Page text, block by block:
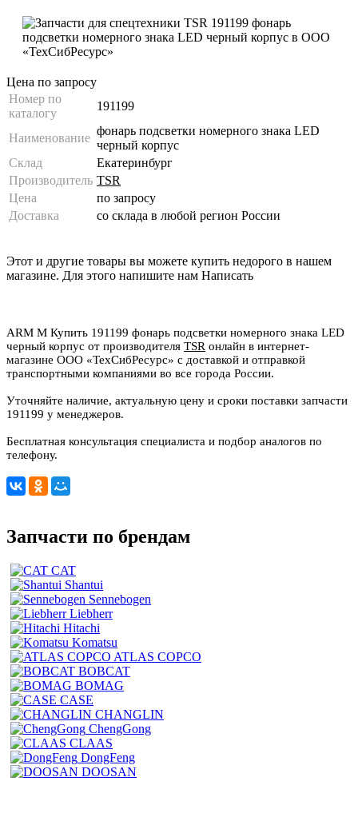
Цена по запросу
Номер по
каталогу
191199
Наименование
фонарь подсветки номерного знака LED
черный корпус
Склад
Екатеринбург
Производитель TSR
Цена
по запросу
Доставка
со склада в любой регион России
Этот и другие товары вы можете купить недорого в нашем
магазине. Для этого напишите нам Написать
ARM M Купить 191199 фонарь подсветки номерного знака LED
черный корпус от производителя TSR онлайн в интернет-
магазине ООО «ТехСибРесурс» с доставкой и отправкой
транспортными компаниями во все города России.
Уточняйте наличие, актуальную цену и сроки поставки запчасти
191199 у менеджеров.
Бесплатная консультация специалиста и подбор аналогов по
телефону.
Запчасти по брендам
CAT
Shantui
Sennebogen
Liebherr
Hitachi
Komatsu
ATLAS COPCO
BOBCAT
BOMAG
CASE
CHANGLIN
ChengGong
CLAAS
DongFeng
DOOSAN